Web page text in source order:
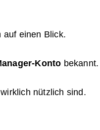
auf einen Blick.
Konto bekannt.
nützlich sind.